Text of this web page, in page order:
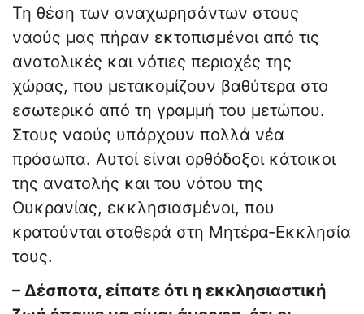
Τη θέση των αναχωρησάντων στους
ναούς μας πήραν εκτοπισμένοι από τις
ανατολικές και νότιες περιοχές της
χώρας, που μετακομίζουν βαθύτερα στο
εσωτερικό από τη γραμμή του μετώπου.
Στους ναούς υπάρχουν πολλά νέα
πρόσωπα. Αυτοί είναι ορθόδοξοι κάτοικοι
της ανατολής και του νότου της
Ουκρανίας, εκκλησιασμένοι, που
κρατούνται σταθερά στη Μητέρα-Εκκλησία
τους.
– Δέσποτα, είπατε ότι η εκκλησιαστική